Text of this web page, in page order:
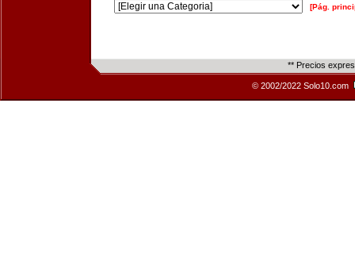
[Pág.
** Precios
© 2002/2022 Solo10.com